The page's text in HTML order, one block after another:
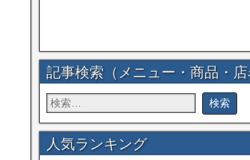
記事検索（メニュー・商品・店
人気ランキング